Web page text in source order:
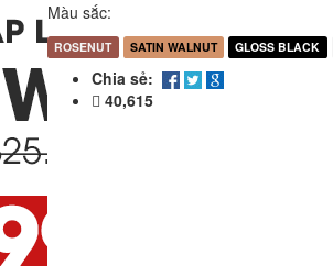
Màu sắc:
ROSENUT SATIN WALNUT GLOSS BLACK
Chia sẻ:
40,615